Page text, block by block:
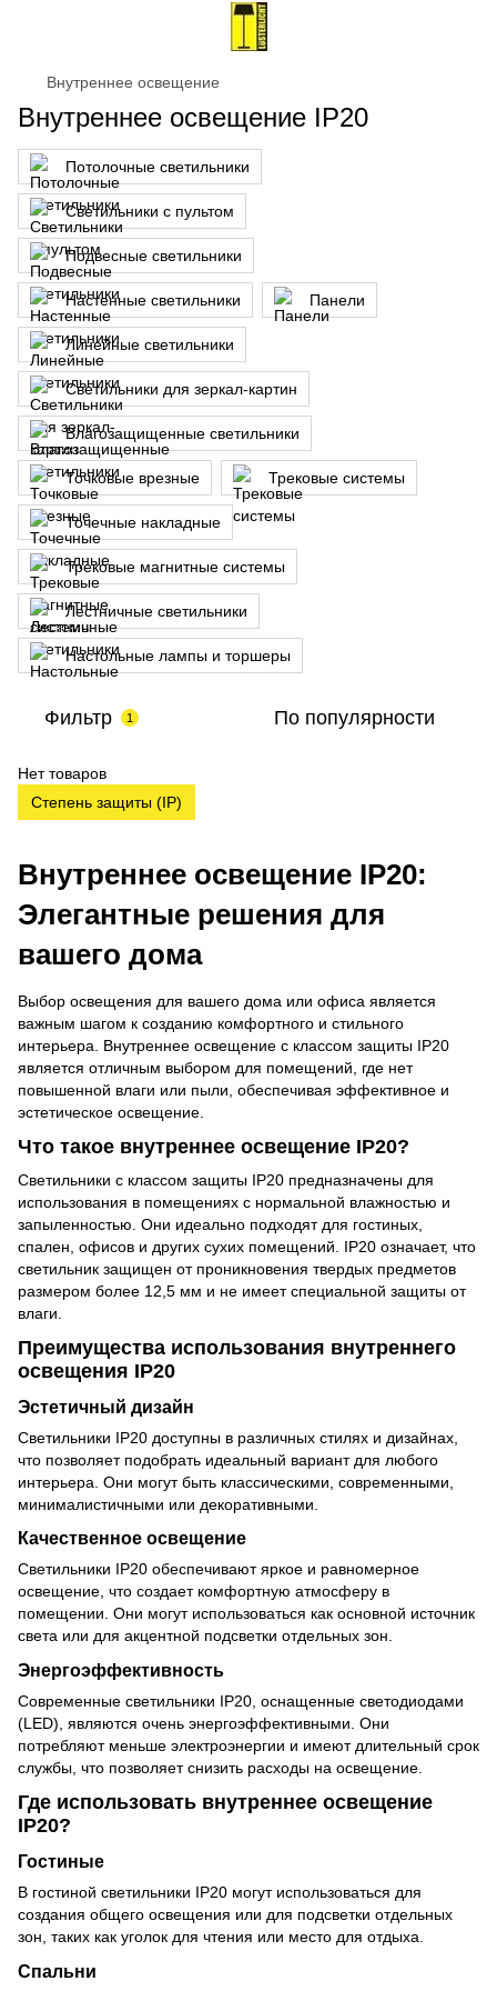
Внутреннее освещение
Внутреннее освещение IP20:
Элегантные решения для
вашего дома
Выбор освещения для вашего дома или офиса является
важным шагом к созданию комфортного и стильного
интерьера. Внутреннее освещение с классом защиты IP20
является отличным выбором для помещений, где нет
повышенной влаги или пыли, обеспечивая эффективное и
эстетическое освещение.
Что такое внутреннее освещение IP20?
Светильники с классом защиты IP20 предназначены для
использования в помещениях с нормальной влажностью и
запыленностью. Они идеально подходят для гостиных,
спален, офисов и других сухих помещений. IP20 означает, что
светильник защищен от проникновения твердых предметов
размером более 12,5 мм и не имеет специальной защиты от
влаги.
Преимущества использования внутреннего
освещения IP20
Эстетичный дизайн
Светильники IP20 доступны в различных стилях и дизайнах,
что позволяет подобрать идеальный вариант для любого
интерьера. Они могут быть классическими, современными,
минималистичными или декоративными.
Качественное освещение
Светильники IP20 обеспечивают яркое и равномерное
освещение, что создает комфортную атмосферу в
помещении. Они могут использоваться как основной источник
света или для акцентной подсветки отдельных зон.
Энергоэффективность
Современные светильники IP20, оснащенные светодиодами
(LED), являются очень энергоэффективными. Они
потребляют меньше электроэнергии и имеют длительный срок
службы, что позволяет снизить расходы на освещение.
Где использовать внутреннее освещение
IP20?
Гостиные
В гостиной светильники IP20 могут использоваться для
создания общего освещения или для подсветки отдельных
зон, таких как уголок для чтения или место для отдыха.
Спальни
Внутреннее освещение IP20
Потолочные светильники
Светильники с пультом
Подвесные светильники
Настенные светильники Панели
Линейные светильники
Светильники для зеркал-картин
Влагозащищенные светильники
Точковые врезные Трековые системы
Точечные накладные
Трековые магнитные системы
Лестничные светильники
Настольные лампы и торшеры
Фильтр 1 По популярности
Нет товаров
Степень защиты (IP)